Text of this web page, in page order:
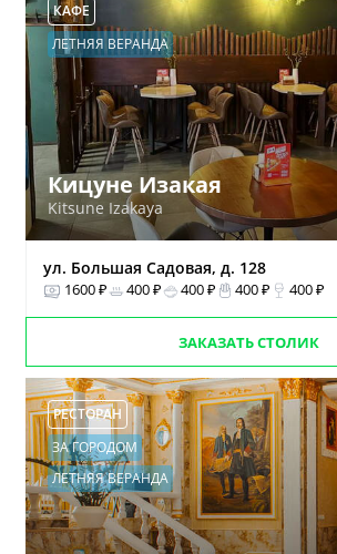
КАФЕ
ЛЕТНЯЯ ВЕРАНДА
Кицуне Изакая
Kitsune Izakaya
ул. Большая Садовая, д. 128
1600 ₽ 400 ₽ 400 ₽ 400 ₽ 400 ₽
ЗАКАЗАТЬ СТОЛИК
РЕСТОРАН
ЗА ГОРОДОМ
ЛЕТНЯЯ ВЕРАНДА